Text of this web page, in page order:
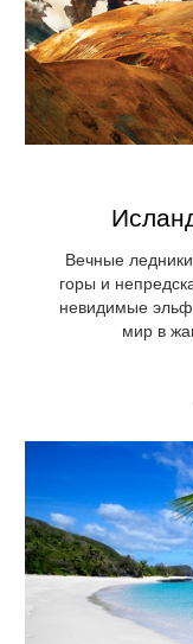
Вечные
горы и
невидимые
мир в